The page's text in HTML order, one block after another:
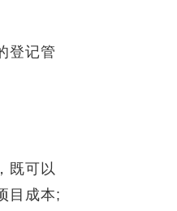
登记管
既可以
目成本;